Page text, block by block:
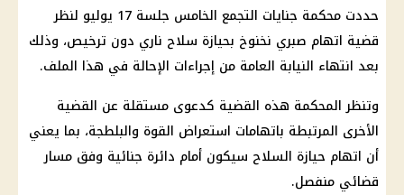
حددت محكمة جنايات التجمع الخامس جلسة 17 يوليو لنظر
قضية اتهام صبري نخنوخ بحيازة سلاح ناري دون ترخيص، وذلك
بعد انتهاء النيابة العامة من إجراءات الإحالة في هذا الملف.
وتنظر المحكمة هذه القضية كدعوى مستقلة عن القضية
الأخرى المرتبطة باتهامات استعراض القوة والبلطجة، بما يعني
أن اتهام حيازة السلاح سيكون أمام دائرة جنائية وفق مسار
قضائي منفصل.